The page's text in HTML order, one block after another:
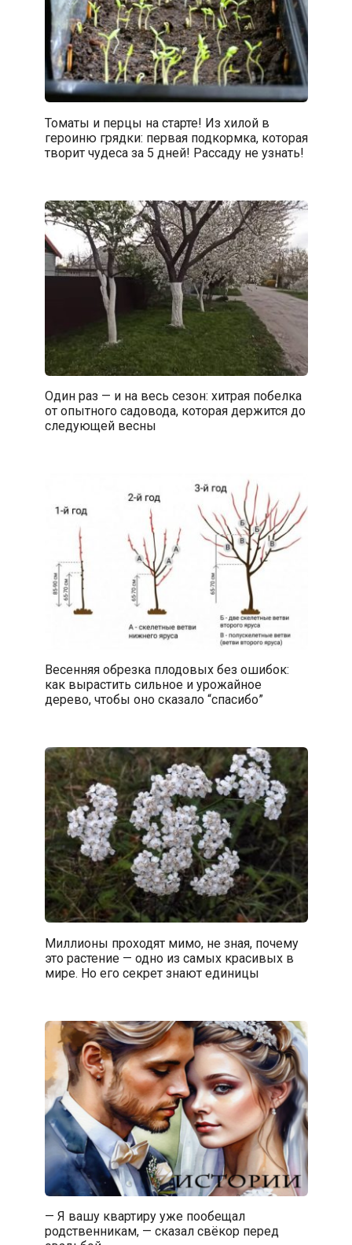
Томаты и перцы на старте! Из хилой в
героиню грядки: первая подкормка, которая
творит чудеса за 5 дней! Рассаду не узнать!
Один раз — и на весь сезон: хитрая побелка
от опытного садовода, которая держится до
следующей весны
Весенняя обрезка плодовых без ошибок:
как вырастить сильное и урожайное
дерево, чтобы оно сказало “спасибо”
Миллионы проходят мимо, не зная, почему
это растение — одно из самых красивых в
мире. Но его секрет знают единицы
— Я вашу квартиру уже пообещал
родственникам, — сказал свёкор перед